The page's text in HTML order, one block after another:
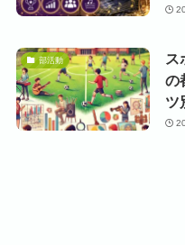
部活動
ス
の
ツ